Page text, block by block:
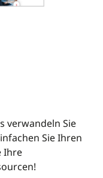
verwandeln Sie
Sie Ihren
Ihre